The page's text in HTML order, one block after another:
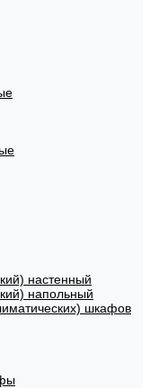
настенный
напольный
шкафов